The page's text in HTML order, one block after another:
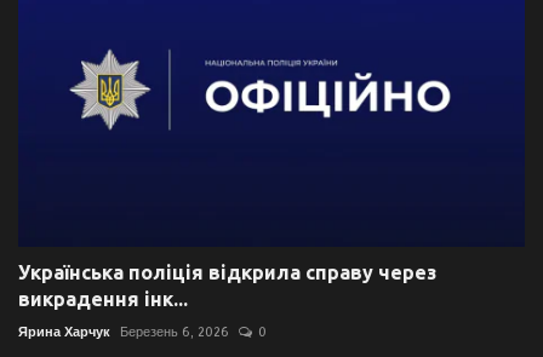
Українська поліція відкрила справу через
викрадення інк...
Ярина Харчук Березень 6, 2026 0